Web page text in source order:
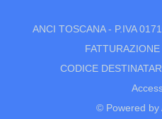
ANCI TOSCANA - P.IVA
CODICE
© Powered by